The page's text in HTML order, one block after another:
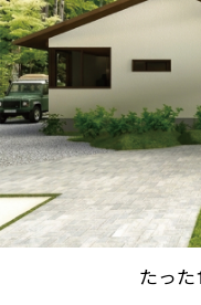
たっ